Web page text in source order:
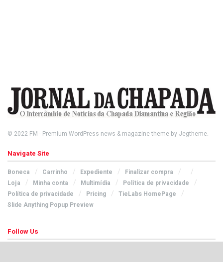
© 2022 FM - Premium WordPress news & magazine theme by Jegtheme.
Navigate Site
Boneca Carrinho Expediente
Finalizar compra
Loja
Minha conta Multimídia
Política de privacidade
Política de privacidade
Pricing
TieLabs HomePage
Slide Anything Popup Preview
Follow Us